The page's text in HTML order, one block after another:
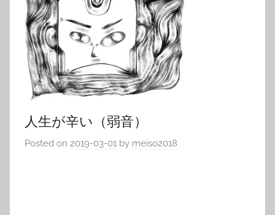
人生が辛い（弱音）
Posted on 2019-03-01 by meiso2018